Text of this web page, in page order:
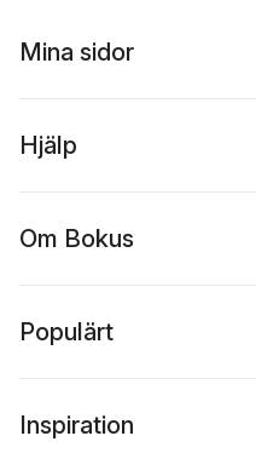
Mina sidor
Hjälp
Om Bokus
Populärt
Inspiration